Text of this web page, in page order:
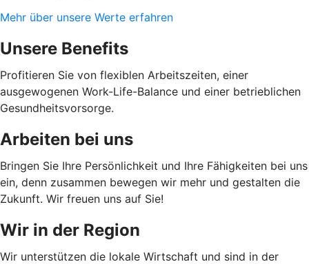
Mehr über unsere Werte erfahren
Unsere Benefits
Profitieren Sie von flexiblen Arbeitszeiten, einer
ausgewogenen Work-Life-Balance und einer betrieblichen
Gesundheitsvorsorge.
Arbeiten bei uns
Bringen Sie Ihre Persönlichkeit und Ihre Fähigkeiten bei uns
ein, denn zusammen bewegen wir mehr und gestalten die
Zukunft. Wir freuen uns auf Sie!
Wir in der Region
Wir unterstützen die lokale Wirtschaft und sind in der